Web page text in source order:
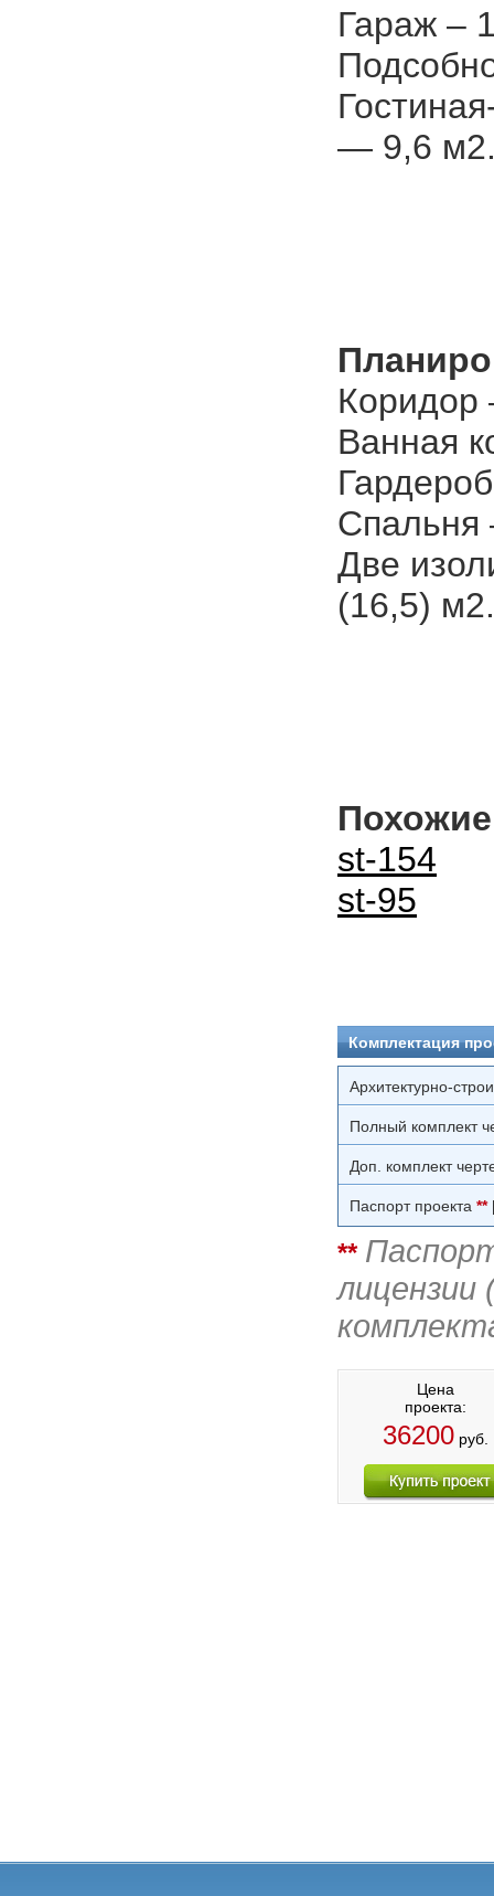
Гараж –
— 9,6
Ванная
Спальня
Две
(16,5) м2.
st-154
st-95
Комплектация
Архитектурно-
Полный комплект
Доп. комплект
Паспорт проекта **
**
лицензии
Цена
проекта:
36200руб.